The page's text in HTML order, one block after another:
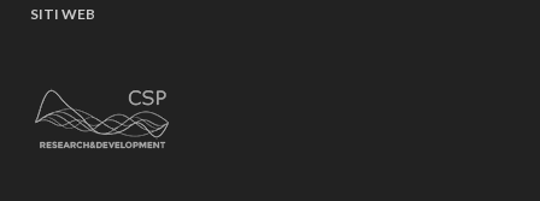
SITI WEB